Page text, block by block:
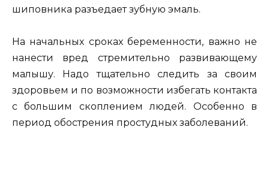
шиповника разъедает зубную эмаль.
На начальных сроках беременности, важно не
нанести вред стремительно развивающему
малышу. Надо тщательно следить за своим
здоровьем и по возможности избегать контакта
с большим скоплением людей. Особенно в
период обострения простудных заболеваний.